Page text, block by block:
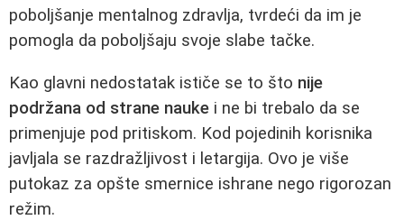
poboljšanje mentalnog zdravlja, tvrdeći da im je
pomogla da poboljšaju svoje slabe tačke.
Kao glavni nedostatak ističe se to što nije
podržana od strane nauke i ne bi trebalo da se
primenjuje pod pritiskom. Kod pojedinih korisnika
javljala se razdražljivost i letargija. Ovo je više
putokaz za opšte smernice ishrane nego rigorozan
režim.